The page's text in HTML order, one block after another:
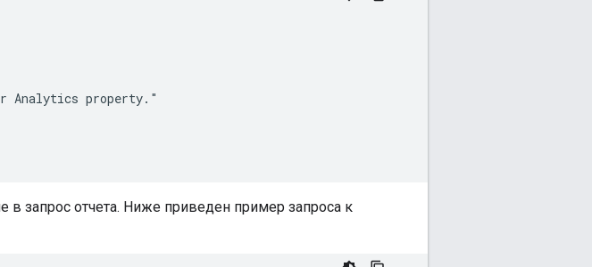
Analytics property."
в запрос отчета. Ниже приведен пример запроса к